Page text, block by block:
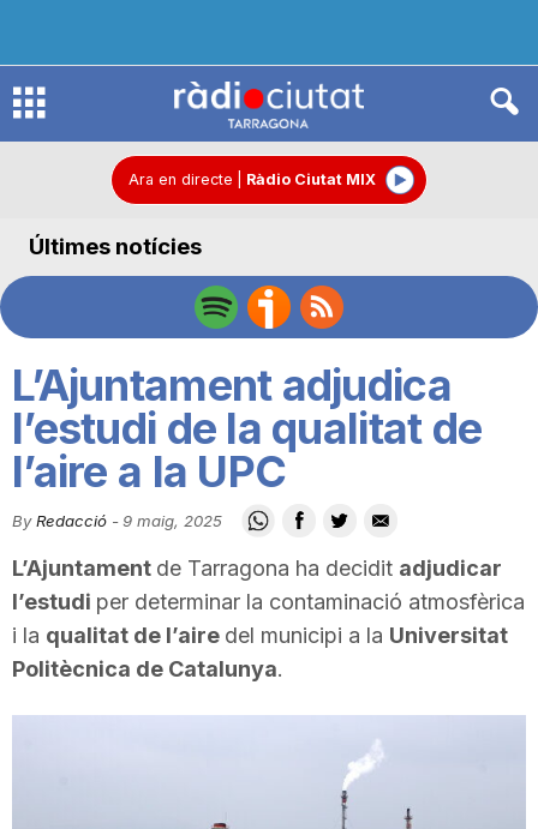
R
d
C
i
u
t
Ara en directe Ràdio Ciutat MIX
Últimes notícies
L’Ajuntament adjudica
l’estudi de la qualitat de
l’aire a la UPC
By Redacció -9 maig, 2025
L’Ajuntament de Tarragona ha decidit adjudicar
l’estudi per determinar la contaminació atmosfèrica
i la qualitat de l’aire del municipi a la Universitat
Politècnica de Catalunya.